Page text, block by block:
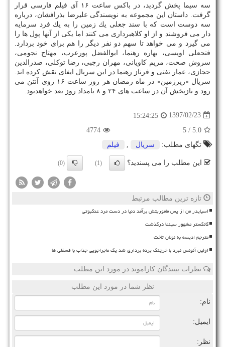
سه سیما پخش گردید، در باكس ساعت ۱۶ آی فیلم فارسی قرار
گرفت. داستان این مجموعه به نویسندگی علیرضا بذرافشان، درباره
سه دوست است كه با سند جعلی یك زمین را به یك فرد سرمایه
دار می فروشند و از او كلاهبرداری می كنند اما یكی از آنها پول ها را
می گیرد و می خواهد تا سهم دو نفر دیگر را هم برای خود بردارد.
فتحعلی اویسی، بهاره رهنما، ابوالفضل پورعرب، مهتاج نجومی،
سروش صحت، مریم كاویانی، مهران رجبی، رضا توكلی، صدرالدین
حجازی، عمار تفتی و فرناز رهنما در این سریال ایفای نقش كرده اند.
سریال «زیرزمین» در ماه رمضان هر روز ساعت ۱۶ روی آنتن می
رود و بازپخش آن در ساعت های ۲۴ و ۸ بامداد روز بعد خواهدبود.
1397/02/23
15:24:25
5.0
/ 5
4774
تگهای مطلب:
سریال فیلم
این مطلب را می پسندید؟ (1)
(0)
تازه ترین مطالب مرتبط
اسپایدر من از پس ماموریتش برآمد دنیا در دست مرد عنکبوتی
گانگستر مشهور سینما درگذشت
مترجم ادیسه به نولان تاخت
اولین آنونس نبرد با خرچنگ پرده برداری شد یک ماجراجویی جذاب با فسقلی ها
نظرات بینندگان کاراموند در مورد این مطلب
نظر شما در مورد این مطلب
نام:
ایمیل:
نظر: